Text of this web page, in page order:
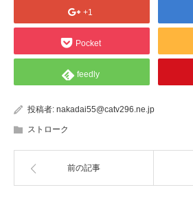
+1
Pocket
feedly
投稿者: nakadai55@catv296.ne.jp
ストローク
前の記事